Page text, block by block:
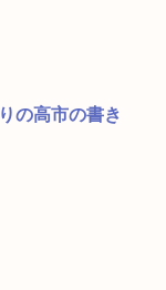
の高市の書き